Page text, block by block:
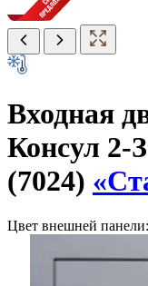
Входная
Консул 2-
(7024)
Цвет внешней панели: